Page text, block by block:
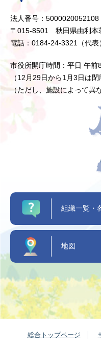
法人番号：5000020052108
〒015-8501 秋田県由利本
電話：0184-24-3321（代表
市役所開庁時間：平日 午
（12月29日から1月3日は閉
（ただし、施設によって異
組織一覧・
地図
総合トップページ